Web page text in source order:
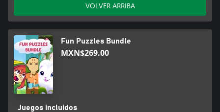
VOLVER ARRIBA
Fun Puzzles Bundle
MXN$269.00
Juegos incluidos